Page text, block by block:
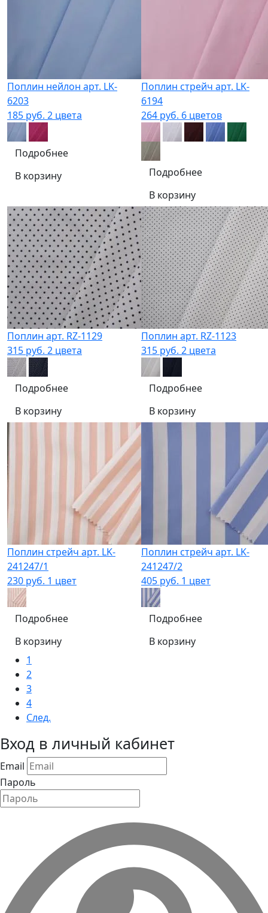
Поплин нейлон арт. LK-
6203
185 руб. 2 цвета
Подробнее
В корзину
Поплин стрейч арт. LK-
6194
264 руб. 6 цветов
Подробнее
В корзину
Поплин арт. RZ-1129
315 руб. 2 цвета
Подробнее
В корзину
Поплин арт. RZ-1123
315 руб. 2 цвета
Подробнее
В корзину
Поплин стрейч арт. LK-
241247/1
230 руб. 1 цвет
Подробнее
В корзину
Поплин стрейч арт. LK-
241247/2
405 руб. 1 цвет
Подробнее
В корзину
1
2
3
4
След.
Вход в личный кабинет
Email
Пароль